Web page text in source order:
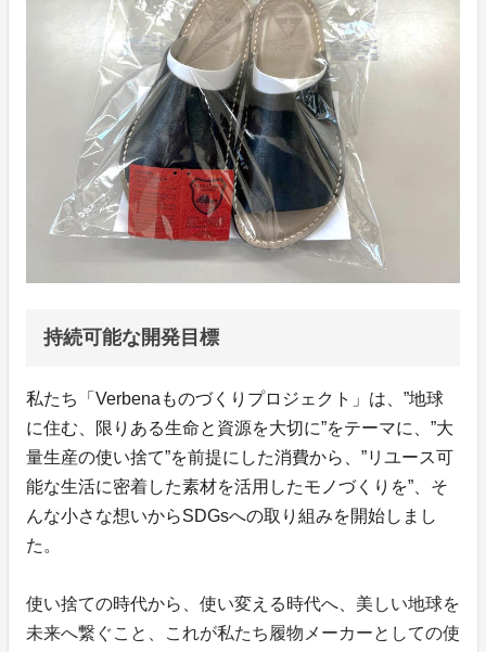
持続可能な開発目標
私たち「Verbenaものづくりプロジェクト」は、”地球
に住む、限りある生命と資源を大切に”をテーマに、”大
量生産の使い捨て”を前提にした消費から、”リユース可
能な生活に密着した素材を活用したモノづくりを”、そ
んな小さな想いからSDGsへの取り組みを開始しまし
た。
使い捨ての時代から、使い変える時代へ、美しい地球を
未来へ繋ぐこと、これが私たち履物メーカーとしての使